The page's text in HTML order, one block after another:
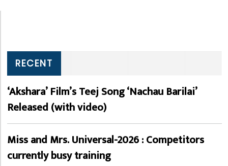
RECENT
‘Akshara’ Film’s Teej Song ‘Nachau Barilai’
Released (with video)
Miss and Mrs. Universal-2026 : Competitors
currently busy training